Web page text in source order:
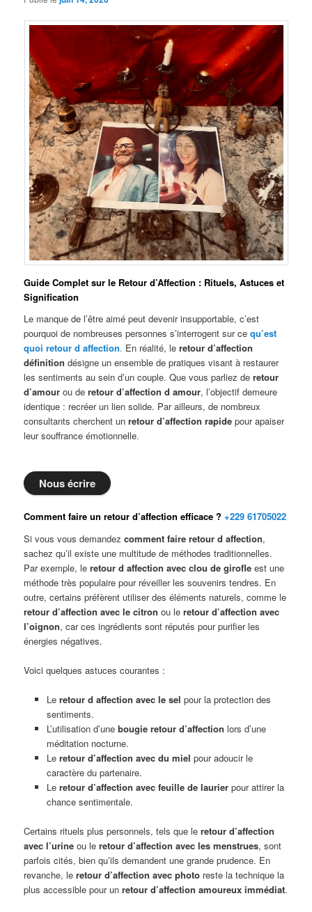
Guide Complet sur le Retour d’Affection : Rituels, Astuces et
Signification
Le manque de l’être aimé peut devenir insupportable, c’est
pourquoi de nombreuses personnes s’interrogent sur cequ’est
quoi retour d affection. En réalité, leretour d’affection
définition désigne un ensemble de pratiques visant à restaurer
les sentiments au sein d’un couple. Que vous parliez deretour
d’amour ou deretour d’affection d amour, l’objectif demeure
identique : recréer un lien solide. Par ailleurs, de nombreux
consultants cherchent unretour d’affection rapide pour apaiser
leur souffrance émotionnelle.
Nous écrire
Comment faire un retour d’affection efficace ?+229 61705022
Si vous vous demandezcomment faire retour d affection,
sachez qu’il existe une multitude de méthodes traditionnelles.
Par exemple, leretour d affection avec clou de girofle est une
méthode très populaire pour réveiller les souvenirs tendres. En
outre, certains préfèrent utiliser des éléments naturels, comme le
retour d’affection avec le citron ou leretour d’affection avec
l’oignon, car ces ingrédients sont réputés pour purifier les
énergies négatives.
Voici quelques astuces courantes :
Le retour d affection avec le sel pour la protection des
sentiments.
L’utilisation d’une bougie retour d’affection lors d’une
méditation nocturne.
Le retour d’affection avec du miel pour adoucir le
caractère du partenaire.
Le retour d’affection avec feuille de laurierpour attirer la
chance sentimentale.
Certains rituels plus personnels, tels que leretour d’affection
avec l’urine ou leretour d’affection avec les menstrues, sont
parfois cités, bien qu’ils demandent une grande prudence. En
revanche, leretour d’affection avec photo reste la technique la
plus accessible pour unretour d’affection amoureux immédiat.